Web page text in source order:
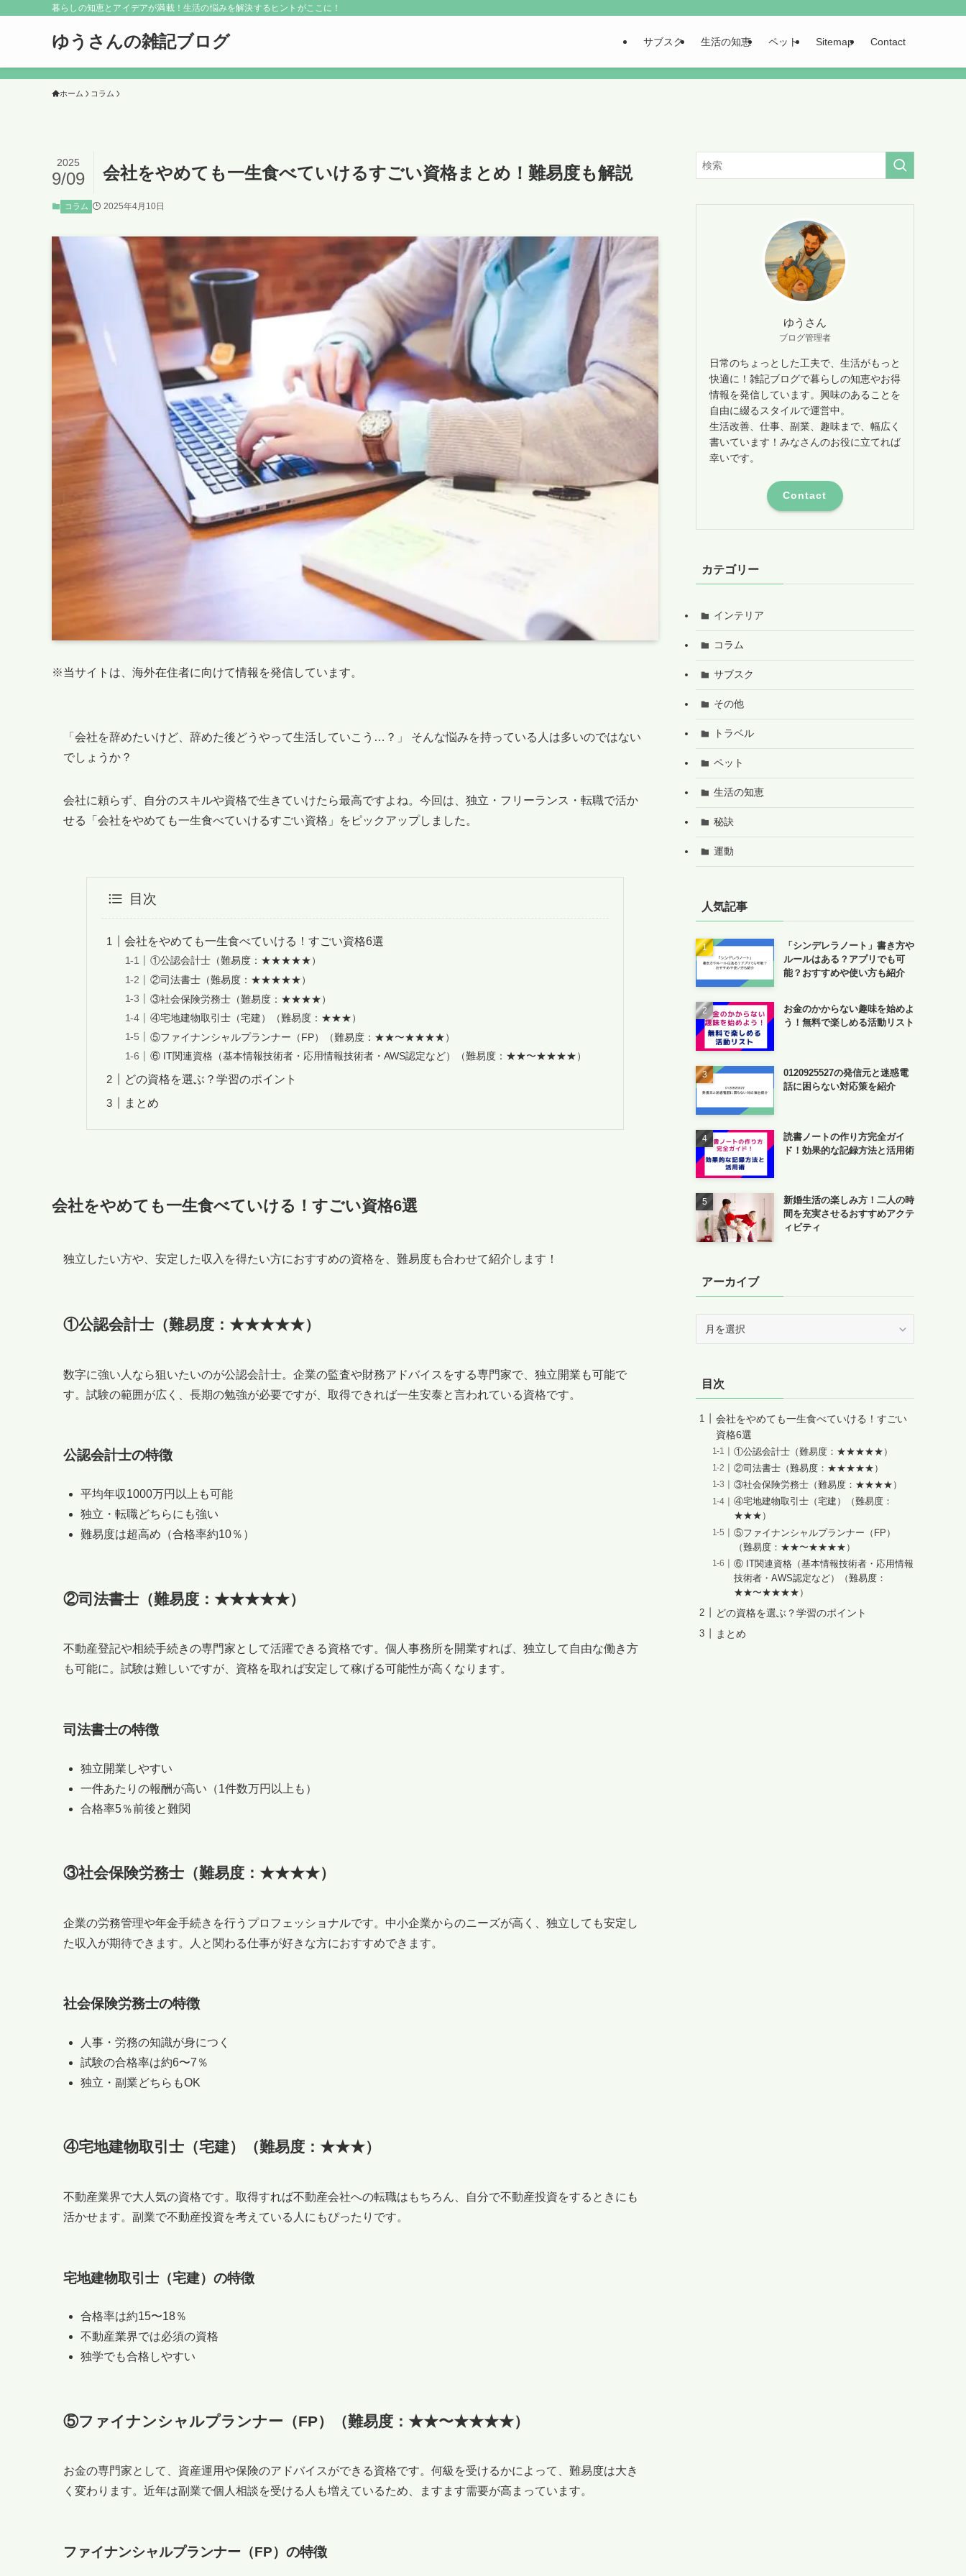
暮らしの知恵とアイデアが満載！生活の悩みを解決するヒントがここに！
ゆうさんの雑記ブログ サブスク 生活の知恵 ペット Sitemap Contact
ホーム コラム
会社をやめても一生食べていけるすごい資格まとめ！難易度も解説
2025
9/09
コラム 2025年4月10日
※当サイトは、海外在住者に向けて情報を発信しています。
「会社を辞めたいけど、辞めた後どうやって生活していこう…？」 そんな悩みを持っている人は多いのではない
でしょうか？
会社に頼らず、自分のスキルや資格で生きていけたら最高ですよね。今回は、独立・フリーランス・転職で活か
せる「会社をやめても一生食べていけるすごい資格」をピックアップしました。
目次
会社をやめても一生食べていける！すごい資格6選
①公認会計士（難易度：★★★★★）
②司法書士（難易度：★★★★★）
③社会保険労務士（難易度：★★★★）
④宅地建物取引士（宅建）（難易度：★★★）
⑤ファイナンシャルプランナー（FP）（難易度：★★〜★★★★）
⑥ IT関連資格（基本情報技術者・応用情報技術者・AWS認定など）（難易度：★★〜★★★★）
どの資格を選ぶ？学習のポイント
まとめ
会社をやめても一生食べていける！すごい資格6選
独立したい方や、安定した収入を得たい方におすすめの資格を、難易度も合わせて紹介します！
①公認会計士（難易度：★★★★★）
数字に強い人なら狙いたいのが公認会計士。企業の監査や財務アドバイスをする専門家で、独立開業も可能で
す。試験の範囲が広く、長期の勉強が必要ですが、取得できれば一生安泰と言われている資格です。
公認会計士の特徴
平均年収1000万円以上も可能
独立・転職どちらにも強い
難易度は超高め（合格率約10％）
②司法書士（難易度：★★★★★）
不動産登記や相続手続きの専門家として活躍できる資格です。個人事務所を開業すれば、独立して自由な働き方
も可能に。試験は難しいですが、資格を取れば安定して稼げる可能性が高くなります。
司法書士の特徴
独立開業しやすい
一件あたりの報酬が高い（1件数万円以上も）
合格率5％前後と難関
③社会保険労務士（難易度：★★★★）
企業の労務管理や年金手続きを行うプロフェッショナルです。中小企業からのニーズが高く、独立しても安定し
た収入が期待できます。人と関わる仕事が好きな方におすすめできます。
社会保険労務士の特徴
人事・労務の知識が身につく
試験の合格率は約6〜7％
独立・副業どちらもOK
④宅地建物取引士（宅建）（難易度：★★★）
不動産業界で大人気の資格です。取得すれば不動産会社への転職はもちろん、自分で不動産投資をするときにも
活かせます。副業で不動産投資を考えている人にもぴったりです。
宅地建物取引士（宅建）の特徴
合格率は約15〜18％
不動産業界では必須の資格
独学でも合格しやすい
⑤ファイナンシャルプランナー（FP）（難易度：★★〜★★★★）
お金の専門家として、資産運用や保険のアドバイスができる資格です。何級を受けるかによって、難易度は大き
く変わります。近年は副業で個人相談を受ける人も増えているため、ますます需要が高まっています。
ファイナンシャルプランナー（FP）の特徴
ゆうさん
ブログ管理者
日常のちょっとした工夫で、生活がもっと
快適に！雑記ブログで暮らしの知恵やお得
情報を発信しています。興味のあることを
自由に綴るスタイルで運営中。
生活改善、仕事、副業、趣味まで、幅広く
書いています！みなさんのお役に立てれば
幸いです。
Contact
カテゴリー
インテリア
コラム
サブスク
その他
トラベル
ペット
生活の知恵
秘訣
運動
人気記事
「シンデレラノート」書き方や
ルールはある？アプリでも可
能？おすすめや使い方も紹介
お金のかからない趣味を始めよ
う！無料で楽しめる活動リスト
0120925527の発信元と迷惑電
話に困らない対応策を紹介
読書ノートの作り方完全ガイ
ド！効果的な記録方法と活用術
新婚生活の楽しみ方！二人の時
間を充実させるおすすめアクテ
ィビティ
アーカイブ
ブ目次
会社をやめても一生食べていける！すごい
資格6選
①公認会計士（難易度：★★★★★）
②司法書士（難易度：★★★★★）
③社会保険労務士（難易度：★★★★）
④宅地建物取引士（宅建）（難易度：
★★★）
⑤ファイナンシャルプランナー（FP）
（難易度：★★〜★★★★）
⑥ IT関連資格（基本情報技術者・応用情報
技術者・AWS認定など）（難易度：
★★〜★★★★）
どの資格を選ぶ？学習のポイント
まとめ